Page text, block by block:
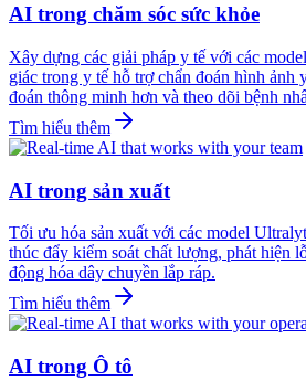
AI trong chăm sóc sức khỏe
Xây dựng các giải pháp y tế với các
giác trong y tế hỗ trợ chẩn đoán hình ảnh
đoán thông minh hơn và theo dõi bệnh
Tìm hiểu thêm
AI trong sản xuất
Tối ưu hóa sản xuất với các model
thúc đẩy kiểm soát chất lượng, phát hiện
động hóa dây chuyền lắp ráp.
Tìm hiểu thêm
AI trong Ô tô